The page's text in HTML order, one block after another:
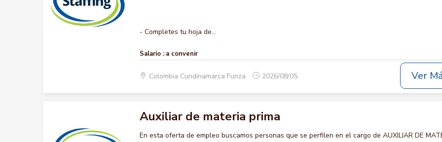
- Completes tu hoja de...
Salario : a convenir
Colombia Cundinamarca Funza 2026/08/05 Ver
Auxiliar de materia prima
En esta oferta de empleo buscamos personas que se perfilen en el cargo de AUXILIAR DE